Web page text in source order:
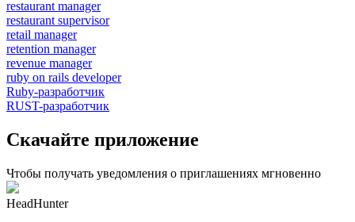
restaurant manager
restaurant supervisor
retail manager
retention manager
revenue manager
ruby on rails developer
Ruby-разработчик
RUST-разработчик
Скачайте приложение
Чтобы получать уведомления о приглашениях мгновенно
HeadHunter